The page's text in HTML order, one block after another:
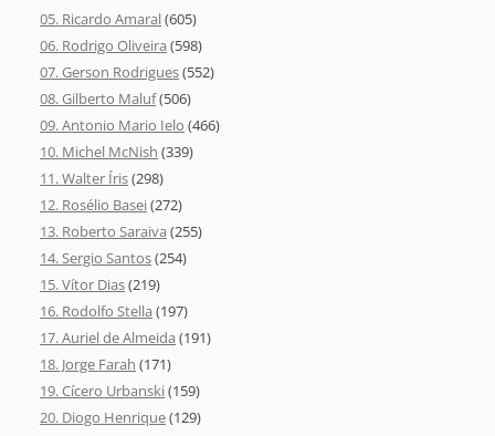
05. Ricardo Amaral(605)
06. Rodrigo Oliveira (598)
07. Gerson Rodrigues(552)
08. Gilberto Maluf(506)
09. Antonio Mario Ielo (466)
10. Michel McNish (339)
11. Walter Íris(298)
12. Rosélio Basei(272)
13. Roberto Saraiva (255)
14. Sergio Santos(254)
15. Vítor Dias(219)
16. Rodolfo Stella (197)
17. Auriel de Almeida (191)
18. Jorge Farah (171)
19. Cícero Urbanski(159)
20. Diogo Henrique(129)